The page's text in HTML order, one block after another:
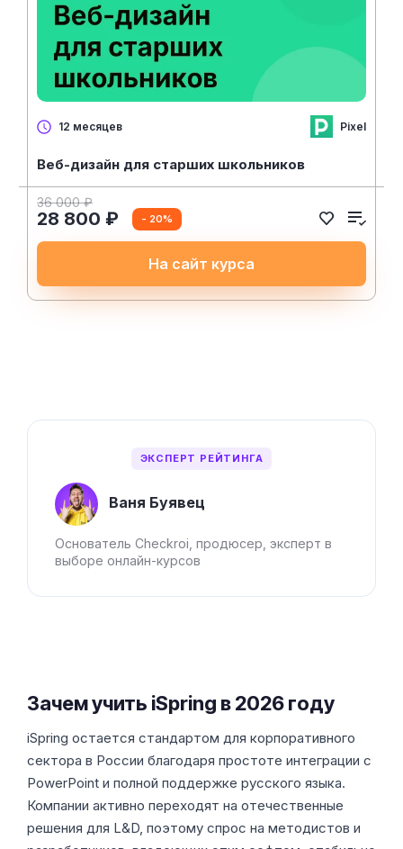
ЭКСПЕРТ РЕЙТИНГА
Ваня Буявец
Основатель Checkroi, продюсер, эксперт в
выборе онлайн-курсов
12 месяцев Pixel
Веб-дизайн для старших школьников
36 000 ₽
28 800 ₽ - 20%
На сайт курса
Зачем учить iSpring в 2026 году
iSpring остается стандартом для корпоративного
сектора в России благодаря простоте интеграции с
PowerPoint и полной поддержке русского языка.
Компании активно переходят на отечественные
решения для L&D, поэтому спрос на методистов и